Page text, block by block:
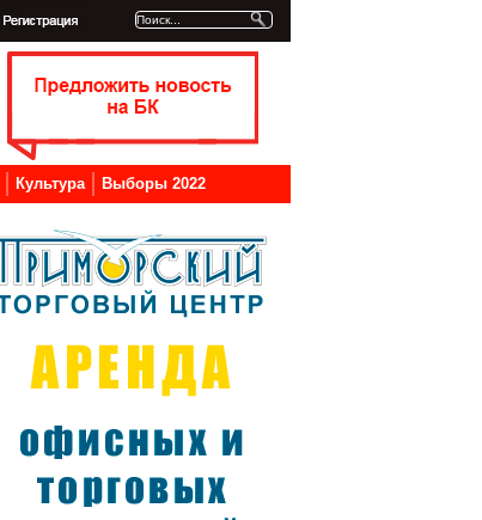
Культура Выборы 2022